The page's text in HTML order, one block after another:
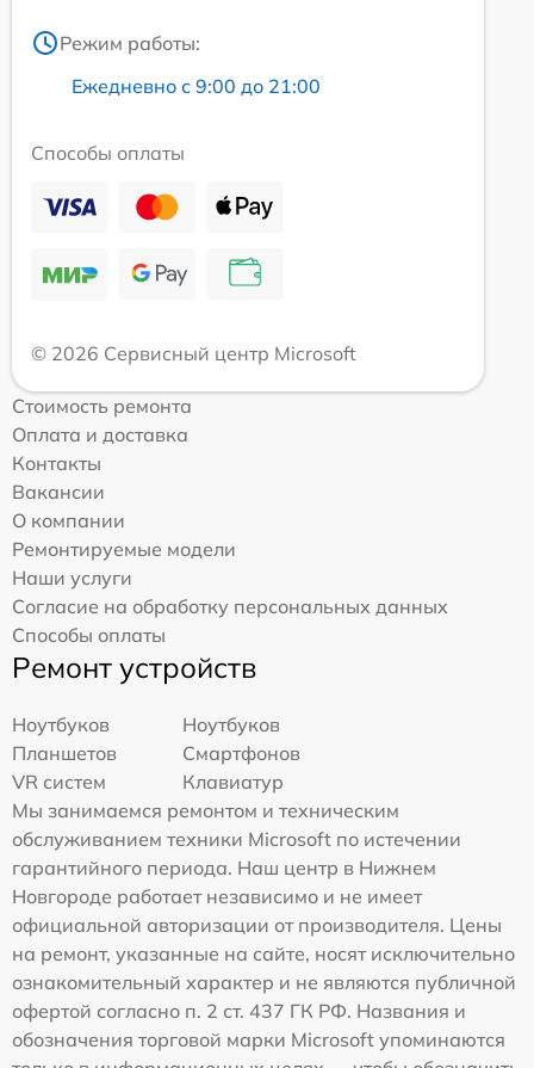
Режим работы:
Ежедневно с 9:00 до 21:00
Способы оплаты
© 2026 Сервисный центр Microsoft
Стоимость ремонта
Оплата и доставка
Контакты
Вакансии
О компании
Ремонтируемые модели
Наши услуги
Согласие на обработку персональных данных
Способы оплаты
Ремонт устройств
Ноутбуков
Ноутбуков
Планшетов
Смартфонов
VR систем
Клавиатур
Мы занимаемся ремонтом и техническим
обслуживанием техники Microsoft по истечении
гарантийного периода. Наш центр в Нижнем
Новгороде работает независимо и не имеет
официальной авторизации от производителя. Цены
на ремонт, указанные на сайте, носят исключительно
ознакомительный характер и не являются публичной
офертой согласно п. 2 ст. 437 ГК РФ. Названия и
обозначения торговой марки Microsoft упоминаются